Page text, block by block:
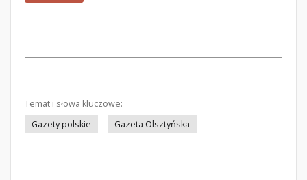
Temat i słowa kluczowe:
Gazety polskie
Gazeta Olsztyńska